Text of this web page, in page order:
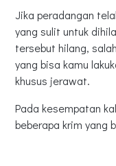
Jika peradangan
yang sulit untuk
tersebut hilang,
yang bisa kamu
khusus jerawat.
Pada kesempatan
beberapa krim yang